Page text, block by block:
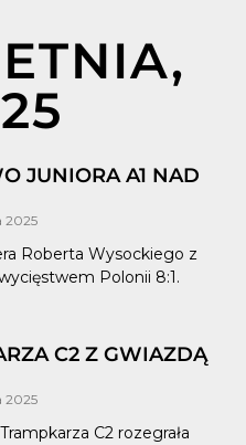
JUNIORA A1 NAD
2025
Roberta Wysockiego z
Polonii 8:1.
C2 Z GWIAZDĄ
2025
C2 rozegrała